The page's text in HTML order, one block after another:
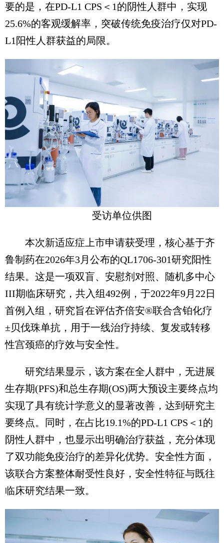
要的是，在PD-L1 CPS＜1的阴性人群中，实现
25.6%的客观缓解率，突破传统免疫治疗仅对PD-
L1阳性人群获益的局限。
受访单位供图
本次新适应症上市申请获受理，核心基于齐
鲁制药在2026年3月公布的QL1706-301研究阳性
结果。这是一项双盲、安慰剂对照、随机多中心
III期临床研究，共入组492例，于2022年9月22日
首例入组，研究旨在评估齐倍安®联合含铂化疗
±贝伐珠单抗，用于一线治疗持续、复发或转移
性宫颈癌的疗效与安全性。
研究结果显示，该方案在全人群中，无进展
生存期(PFS)和总生存期(OS)两大预设主要终点均
实现了具有统计学意义的显著改善，达到研究主
要终点。同时，在占比19.1%的PD-L1 CPS＜1的
阴性人群中，也显示出明确治疗获益，充分体现
了双功能免疫治疗的差异化优势。安全性方面，
该联合方案整体耐受性良好，安全性特征与既往
临床研究结果一致。